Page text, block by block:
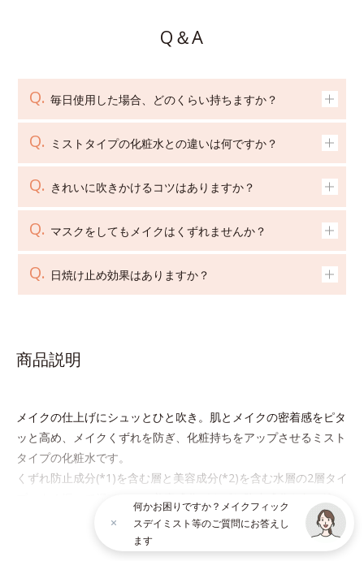
Q＆A
毎日使用した場合、どのくらい持ちますか？
ミストタイプの化粧水との違いは何ですか？
きれいに吹きかけるコツはありますか？
マスクをしてもメイクはくずれませんか？
日焼け止め効果はありますか？
商品説明
メイクの仕上げにシュッとひと吹き。肌とメイクの密着感をピタ
ッと高め、メイクくずれを防ぎ、化粧持ちをアップさせるミスト
タイプの化粧水です。
くずれ防止成分(*1)を含む層と美容成分(*2)を含む水層の2層タイ
プ。よく振って混ぜると、美容成分がくずれ防止成分を包み込
み、メイクの上にピタッと密着。くずれ防止成分が汗・水・皮脂
をはじきながら、美容成分がうるおいをキープ。Wの機能でメイ
続きを見る
何かお困りですか？メイクフィック
スデイミスト等のご質問にお答えし
ます